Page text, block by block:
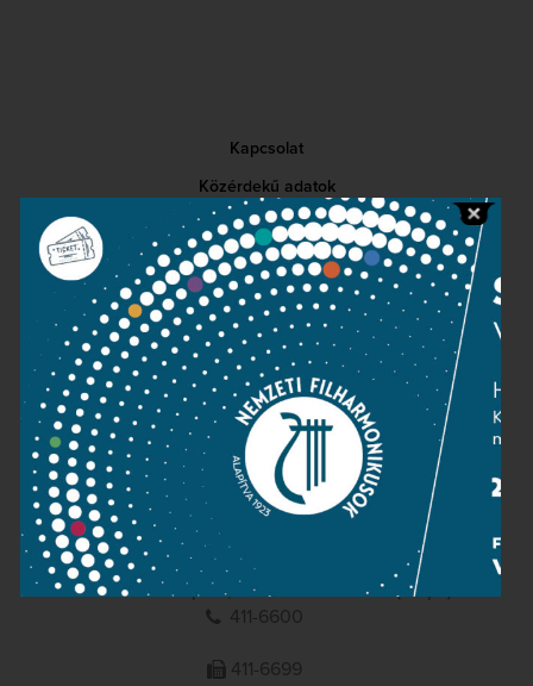
Kapcsolat
Közérdekű adatok
Sajtószoba
Adatvédelem
Impresszum
NEMZETI
FILHARMONIKUSOK
1095 Budapest, Komor Marcell u. 1. (Müpa)
411-6600
411-6699